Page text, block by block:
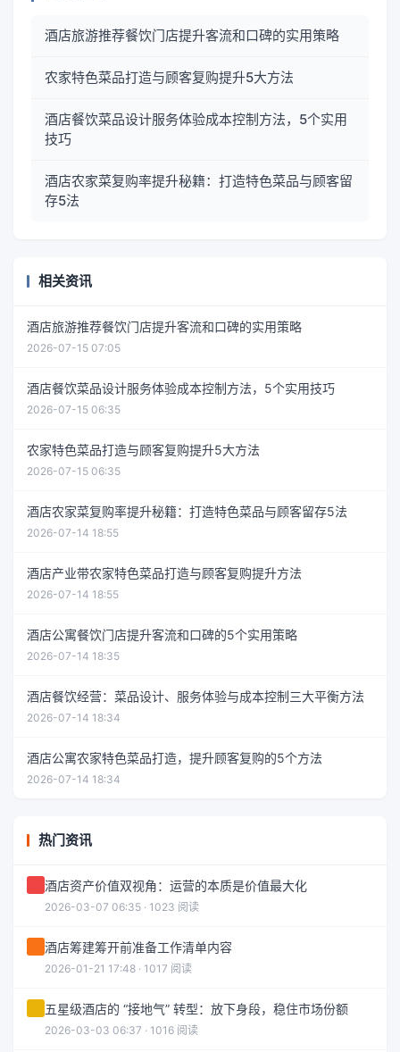
酒店旅游推荐餐饮门店提升客流和口碑的实用策略
农家特色菜品打造与顾客复购提升5大方法
酒店餐饮菜品设计服务体验成本控制方法，5个实用
技巧
酒店农家菜复购率提升秘籍：打造特色菜品与顾客留
存5法
相关资讯
酒店旅游推荐餐饮门店提升客流和口碑的实用策略
2026-07-15 07:05
酒店餐饮菜品设计服务体验成本控制方法，5个实用技巧
2026-07-15 06:35
农家特色菜品打造与顾客复购提升5大方法
2026-07-15 06:35
酒店农家菜复购率提升秘籍：打造特色菜品与顾客留存5法
2026-07-14 18:55
酒店产业带农家特色菜品打造与顾客复购提升方法
2026-07-14 18:55
酒店公寓餐饮门店提升客流和口碑的5个实用策略
2026-07-14 18:35
酒店餐饮经营：菜品设计、服务体验与成本控制三大平衡方法
2026-07-14 18:34
酒店公寓农家特色菜品打造，提升顾客复购的5个方法
2026-07-14 18:34
热门资讯
酒店资产价值双视角：运营的本质是价值最大化
2026-03-07 06:35 · 1023 阅读
酒店筹建筹开前准备工作清单内容
2026-01-21 17:48 · 1017 阅读
五星级酒店的 “接地气” 转型：放下身段，稳住市场份额
2026-03-03 06:37 · 1016 阅读